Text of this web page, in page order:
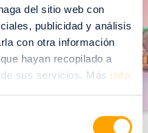
del sitio web con
publicidad y análisis
con otra información
hayan recopilado a
sus servicios. Más info